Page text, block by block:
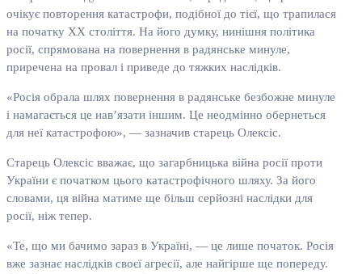
очікує повторення катастрофи, подібної до тієї, що трапилася
на початку ХХ століття. На його думку, нинішня політика
росії, спрямована на повернення в радянське минуле,
приречена на провал і приведе до тяжких наслідків.
«Росія обрала шлях повернення в радянське безбожне минуле
і намагається це нав’язати іншим. Це неодмінно обернеться
для неї катастрофою», — зазначив старець Олексіс.
Старець Олексіс вважає, що загарбницька війна росії проти
України є початком цього катастрофічного шляху. За його
словами, ця війна матиме ще більш серйозні наслідки для
росії, ніж тепер.
«Те, що ми бачимо зараз в Україні, — це лише початок. Росія
вже зазнає наслідків своєї агресії, але найгірше ще попереду.